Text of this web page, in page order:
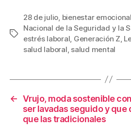
c
e
b
o
k
tt
er
ail er
e
st
m
p
ar
Etiquetas
28 de julio, bienestar emocional
Nacional de la Seguridad y la
estrés laboral, Generación Z,
salud laboral, salud mental
← Vrujo, moda sostenible
ser lavadas seguido y que
que las tradicionales